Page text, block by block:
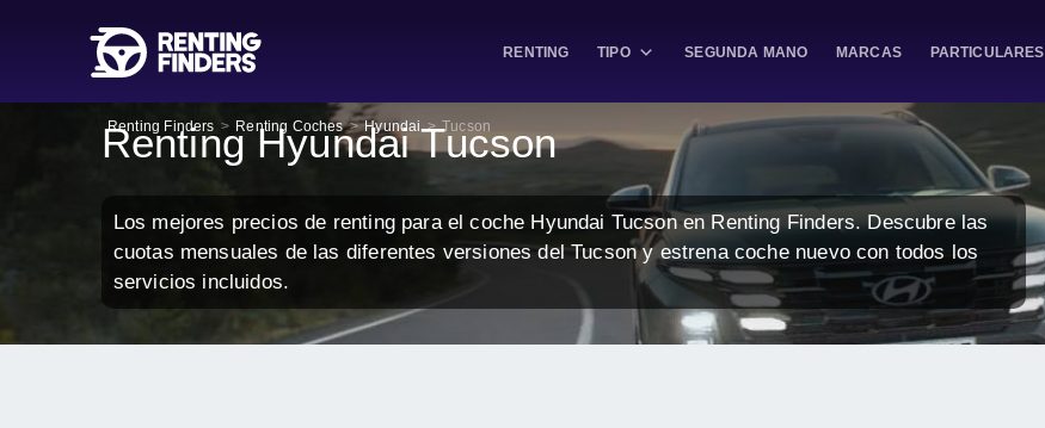
RENTING TIPO SEGUNDA MANO MARCAS PARTICULARES
Renting Finders > Renting Coches > Hyundai > Tucson
Renting Hyundai Tucson
Los mejores precios de renting para el coche Hyundai Tucson en Renting Finders. Descubre las
cuotas mensuales de las diferentes versiones del Tucson y estrena coche nuevo con todos los
servicios incluidos.